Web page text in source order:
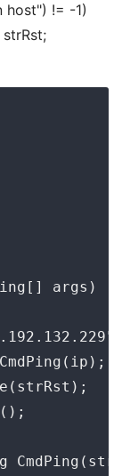
host") != -1)
args)